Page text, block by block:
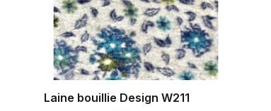
Laine bouillie Design W211